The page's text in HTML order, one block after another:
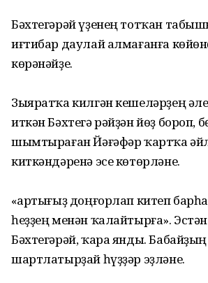
Бәхтегәрәй үҙенең тотҡан
иғтибар даулай алмағанға
көрәнәйҙе.
Зыяратҡа килгән кешеләрҙең
иткән Бәхтегә рәйҙән йөҙ бороп,
шымтыраған Йәғәфәр ҡартҡа
киткәндәренә эсе көтөрләне.
«Ҡартығыҙ доңғорлап китеп
һеҙҙең менән ҡалайтырға».
Бәхтегәрәй, ҡара янды. Бабайҙың
шартлатырҙай һүҙҙәр эҙләне.